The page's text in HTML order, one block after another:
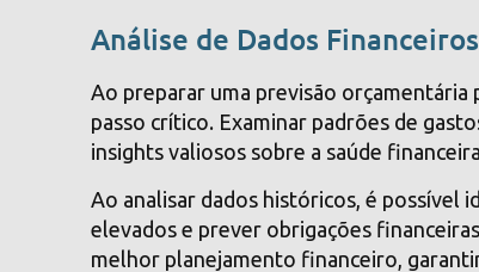
Análise de Dados
Ao preparar uma previsão orçamentária
passo crítico. Examinar padrões de
insights valiosos sobre a saúde
Ao analisar dados históricos, é possível
elevados e prever obrigações
melhor planejamento financeiro,